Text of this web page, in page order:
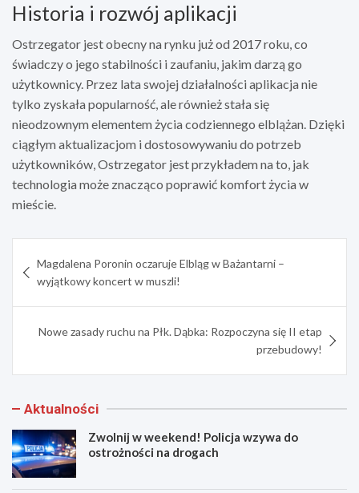
Historia i rozwój aplikacji
Ostrzegator jest obecny na rynku już od 2017 roku, co
świadczy o jego stabilności i zaufaniu, jakim darzą go
użytkownicy. Przez lata swojej działalności aplikacja nie
tylko zyskała popularność, ale również stała się
nieodzownym elementem życia codziennego elblążan. Dzięki
ciągłym aktualizacjom i dostosowywaniu do potrzeb
użytkowników, Ostrzegator jest przykładem na to, jak
technologia może znacząco poprawić komfort życia w
mieście.
wpisu
Magdalena Poronin oczaruje Elbląg w Bażantarni –
wyjątkowy koncert w muszli!
Nowe zasady ruchu na Płk. Dąbka: Rozpoczyna się II etap
przebudowy!
Aktualności
Zwolnij w weekend! Policja wzywa do
ostrożności na drogach